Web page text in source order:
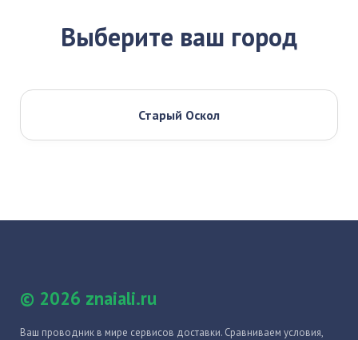
Выберите ваш город
Старый Оскол
© 2026 znaiali.ru
Ваш проводник в мире сервисов доставки. Сравниваем условия,